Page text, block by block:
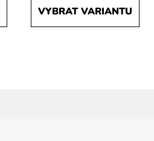
VYBRAT VARIANTU